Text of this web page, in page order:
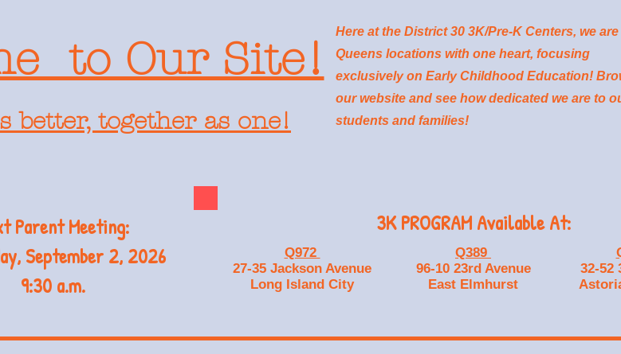
to Our Site!
better, together as one!
Here at the District 30 3K/Pre-K Centers, we
Queens locations with one heart, focusing
exclusively on Early Childhood Education!
our website and see how dedicated we are to
students and families!
3K PROGRAM Available At:
Q972
27-35 Jackson Avenue
Long Island City
Q389
96-10 23rd Avenue
East Elmhurst
32-52
Parent Meeting:
September 2, 2026
9:30 a.m.